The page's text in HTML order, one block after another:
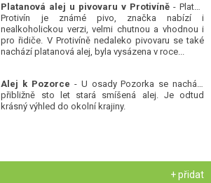
Platanová alej u pivovaru v Protivíně - Platan
Protivín je známé pivo, značka nabízí i
nealkoholickou verzi, velmi chutnou a vhodnou i
pro řidiče. V Protivíně nedaleko pivovaru se také
nachází platanová alej, byla vysázena v roce...
Alej k Pozorce - U osady Pozorka se nachází
přibližně sto let stará smíšená alej. Je odtud
krásný výhled do okolní krajiny.
+ přidat